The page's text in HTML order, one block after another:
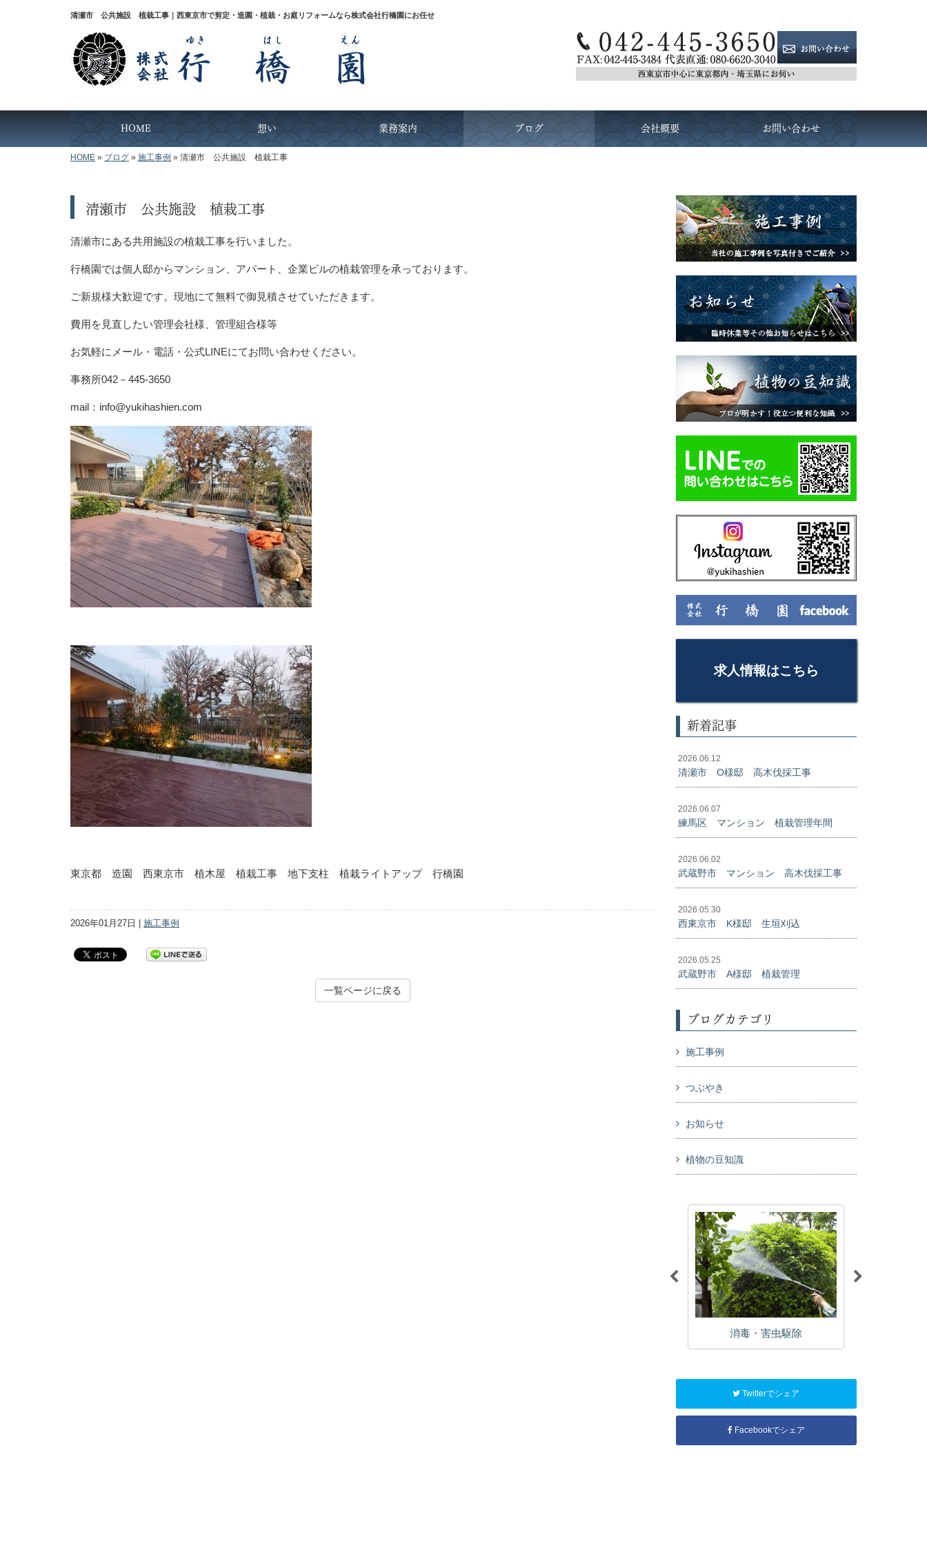
清瀬市 公共施設 植栽工事｜西東京市で剪定・造園・植栽・お庭リフォームなら株式会社行橋園にお任せ
HOME 想い 業務案内 ブログ 会社概要 お問い合わせ
HOME » ブログ » 施工事例 » 清瀬市 公共施設 植栽工事
清瀬市 公共施設 植栽工事
清瀬市にある共用施設の植栽工事を行いました。
行橋園では個人邸からマンション、アパート、企業ビルの植栽管理を承っております。
ご新規様大歓迎です。現地にて無料で御見積させていただきます。
費用を見直したい管理会社様、管理組合様等
お気軽にメール・電話・公式LINEにてお問い合わせください。
事務所042－445-3650
mail：info@yukihashien.com
東京都 造園 西東京市 植木屋 植栽工事 地下支柱 植栽ライトアップ 行橋園
2026年01月27日 | 施工事例
一覧ページに戻る
求人情報はこちら
新着記事
2026.06.12
清瀬市 O様邸 高木伐採工事
2026.06.07
練馬区 マンション 植栽管理年間
2026.06.02
武蔵野市 マンション 高木伐採工事
2026.05.30
西東京市 K様邸 生垣刈込
2026.05.25
武蔵野市 A様邸 植栽管理
ブログカテゴリ
施工事例
つぶやき
お知らせ
植物の豆知識
消毒・害虫駆除
Twitterでシェア
Facebookでシェア